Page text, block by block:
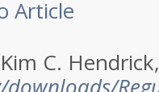
Article
C.